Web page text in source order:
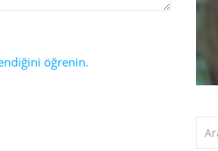
öğrenin.